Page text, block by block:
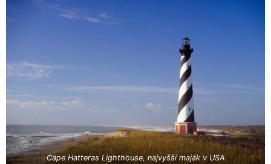
Cape Hatteras Lighthouse, najvyšší maják v USA